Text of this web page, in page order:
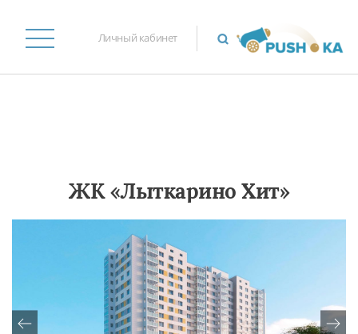
Личный кабинет
ЖК «Лыткарино Хит»